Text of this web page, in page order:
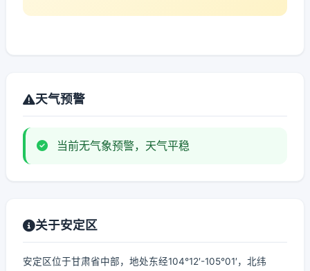
天气预警
当前无气象预警，天气平稳
关于安定区
安定区位于甘肃省中部，地处东经104°12′-105°01′，北纬